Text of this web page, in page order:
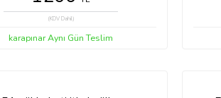
(KDV Dahil)
karapınar Aynı Gün Teslim